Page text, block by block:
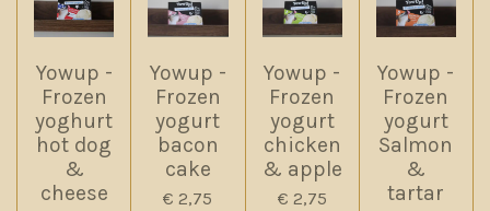
Yowup -
Frozen
yoghurt
hot dog
&
cheese
Yowup -
Frozen
yogurt
bacon
cake
€ 2,75
Yowup -
Frozen
yogurt
chicken
& apple
€ 2,75
Yowup -
Frozen
yogurt
Salmon
&
tartar